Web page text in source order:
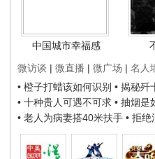
中国城市幸福感
微访谈 | 微直播 | 微广场 | 名人
• 橙子打蜡该如何识别 • 揭秘歼
• 十种贵人可遇不可求 • 抽烟是
• 老人为病妻搭40米扶手 • 拒绝